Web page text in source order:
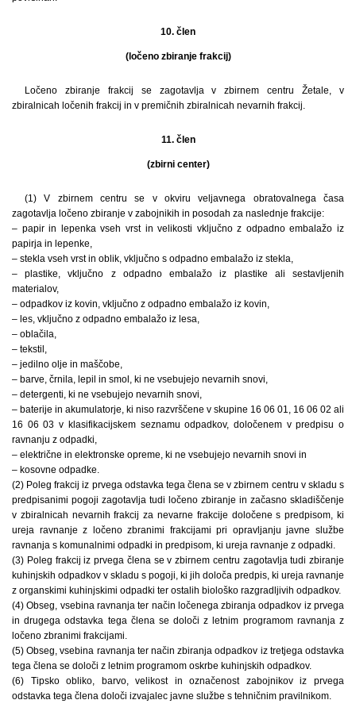
10. člen
(ločeno zbiranje frakcij)
Ločeno zbiranje frakcij se zagotavlja v zbirnem centru Žetale, v
zbiralnicah ločenih frakcij in v premičnih zbiralnicah nevarnih frakcij.
11. člen
(zbirni center)
(1) V zbirnem centru se v okviru veljavnega obratovalnega časa
zagotavlja ločeno zbiranje v zabojnikih in posodah za naslednje frakcije:
– papir in lepenka vseh vrst in velikosti vključno z odpadno embalažo iz
papirja in lepenke,
– stekla vseh vrst in oblik, vključno s odpadno embalažo iz stekla,
– plastike, vključno z odpadno embalažo iz plastike ali sestavljenih
materialov,
– odpadkov iz kovin, vključno z odpadno embalažo iz kovin,
– les, vključno z odpadno embalažo iz lesa,
– oblačila,
– tekstil,
– jedilno olje in maščobe,
– barve, črnila, lepil in smol, ki ne vsebujejo nevarnih snovi,
– detergenti, ki ne vsebujejo nevarnih snovi,
– baterije in akumulatorje, ki niso razvrščene v skupine 16 06 01, 16 06 02 ali
16 06 03 v klasifikacijskem seznamu odpadkov, določenem v predpisu o
ravnanju z odpadki,
– električne in elektronske opreme, ki ne vsebujejo nevarnih snovi in
– kosovne odpadke.
(2) Poleg frakcij iz prvega odstavka tega člena se v zbirnem centru v skladu s
predpisanimi pogoji zagotavlja tudi ločeno zbiranje in začasno skladiščenje
v zbiralnicah nevarnih frakcij za nevarne frakcije določene s predpisom, ki
ureja ravnanje z ločeno zbranimi frakcijami pri opravljanju javne službe
ravnanja s komunalnimi odpadki in predpisom, ki ureja ravnanje z odpadki.
(3) Poleg frakcij iz prvega člena se v zbirnem centru zagotavlja tudi zbiranje
kuhinjskih odpadkov v skladu s pogoji, ki jih določa predpis, ki ureja ravnanje
z organskimi kuhinjskimi odpadki ter ostalih biološko razgradljivih odpadkov.
(4) Obseg, vsebina ravnanja ter način ločenega zbiranja odpadkov iz prvega
in drugega odstavka tega člena se določi z letnim programom ravnanja z
ločeno zbranimi frakcijami.
(5) Obseg, vsebina ravnanja ter način zbiranja odpadkov iz tretjega odstavka
tega člena se določi z letnim programom oskrbe kuhinjskih odpadkov.
(6) Tipsko obliko, barvo, velikost in označenost zabojnikov iz prvega
odstavka tega člena določi izvajalec javne službe s tehničnim pravilnikom.